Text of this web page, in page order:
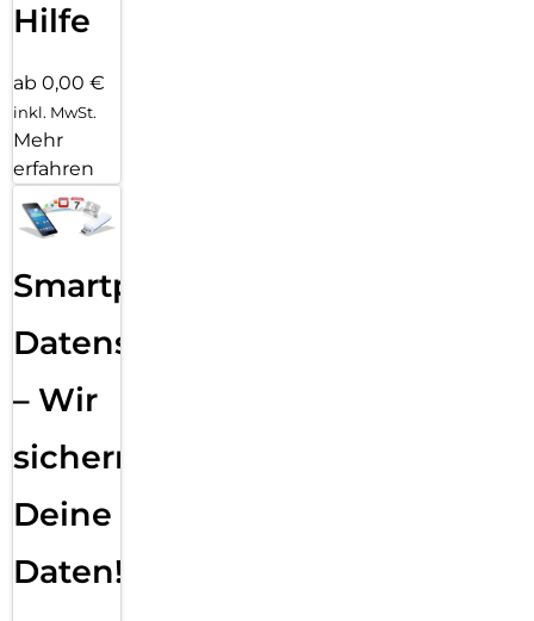
Hilfe
ab 0,00 €
inkl. MwSt.
Mehr
erfahren
Smartphone
Datensicherung
– Wir
sichern
Deine
Daten!